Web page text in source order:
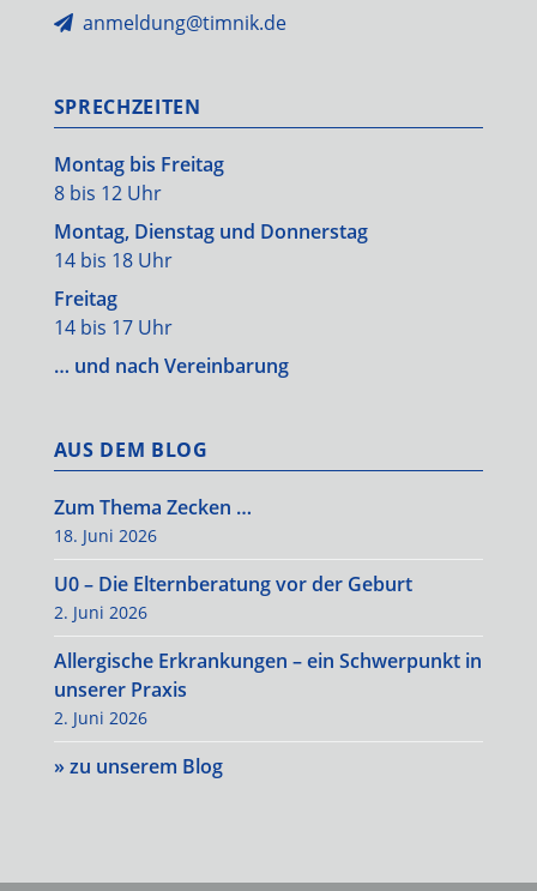
anmeldung@timnik.de
SPRECHZEITEN
Montag bis Freitag
8 bis 12 Uhr
Montag, Dienstag und Donnerstag
14 bis 18 Uhr
Freitag
14 bis 17 Uhr
… und nach Vereinbarung
AUS DEM BLOG
Zum Thema Zecken …
18. Juni 2026
U0 – Die Elternberatung vor der Geburt
2. Juni 2026
Allergische Erkrankungen – ein Schwerpunkt in
unserer Praxis
2. Juni 2026
» zu unserem Blog